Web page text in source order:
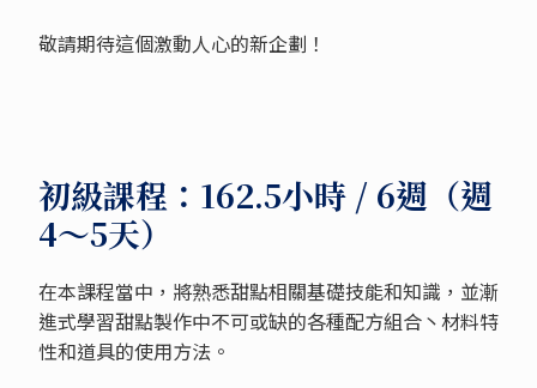
敬請期待這個激動人心的新企劃！
初級課程：162.5小時 / 6週（週
4～5天）
在本課程當中，將熟悉甜點相關基礎技能和知識，並漸
進式學習甜點製作中不可或缺的各種配方組合丶材料特
性和道具的使用方法。